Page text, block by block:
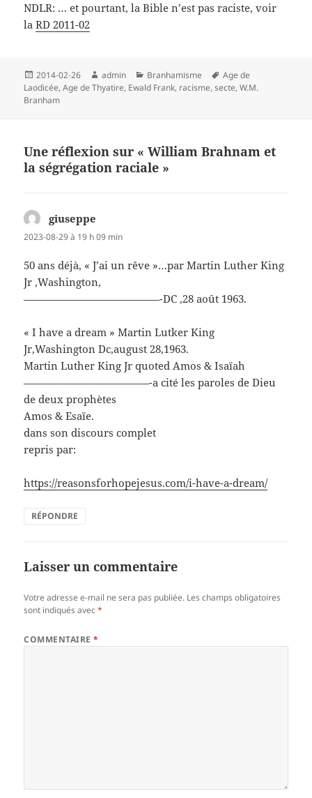
NDLR: … et pourtant, la Bible n’est pas raciste, voir
laRD 2011-02
Publié
le
2014-02-26 Auteur
admin Catégories
Branhamisme
Mots-
clés
Age de
Laodicée,Age de Thyatire, Ewald Frank, racisme,secte,W.M.
Branham
Une réflexion sur « William Brahnam et
la ségrégation raciale »
giuseppe
2023-08-29 à 19 h 09 min
50 ans déjà, « J’ai un rêve »…par Martin Luther King
Jr ,Washington,
—————————————-DC ,28 août 1963.
« I have a dream » Martin Lutker King
Jr,Washington Dc,august 28,1963.
Martin Luther King Jr quoted Amos & Isaïah
————————————-a cité les paroles de Dieu
de deux prophètes
Amos & Esaïe.
dans son discours complet
repris par:
https://reasonsforhopejesus.com/i-have-a-dream/
RÉPONDRE
Laisser un commentaire
Votre adresse e-mail ne sera pas publiée. Les champs obligatoires
sont indiqués avec*
COMMENTAIRE*